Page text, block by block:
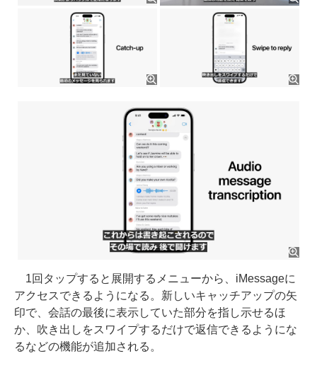
1回タップすると展開するメニューから、iMessageに
アクセスできるようになる。新しいキャッチアップの矢
印で、会話の最後に表示していた部分を指し示せるほ
か、吹き出しをスワイプするだけで返信できるようにな
るなどの機能が追加される。